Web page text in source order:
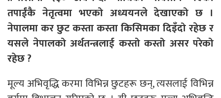
तपाईंकै नेतृत्वमा भएको अध्ययनले देखाएको छ ।
नेपालमा कर छुट कस्ता कस्ता किसिमका दिइँदो रहेछ र
यसले नेपालको अर्थतन्त्रलाई कस्तो कस्तो असर परेको
रहेछ ?
मूल्य अभिवृद्धि करमा विभिन्न छुटहरू छन्, त्यसलाई विभिन्न